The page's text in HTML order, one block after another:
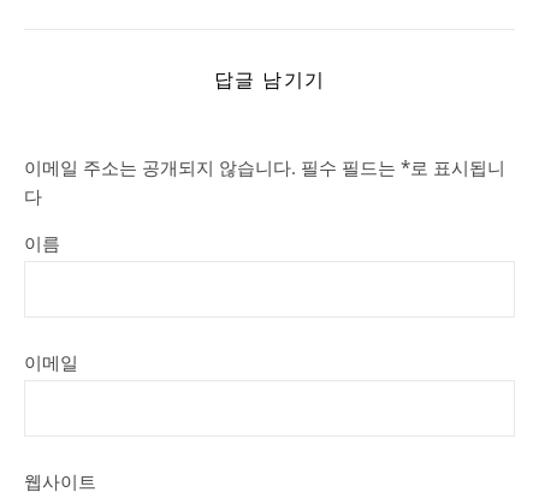
답글 남기기
이메일 주소는 공개되지 않습니다. 필수 필드는 *로 표시됩니
다
이름
이메일
웹사이트